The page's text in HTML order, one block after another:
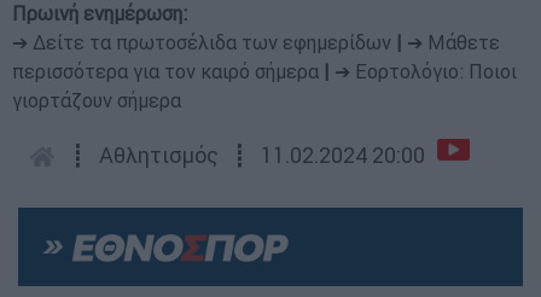
Πρωινή ενημέρωση:
➔ Δείτε τα πρωτοσέλιδα των εφημερίδων
➔ Μάθετε
περισσότερα για τον καιρό σήμερα
➔ Εορτολόγιο: Ποιοι
γιορτάζουν σήμερα
┋ Αθλητισμός ┋ 11.02.2024 20:00